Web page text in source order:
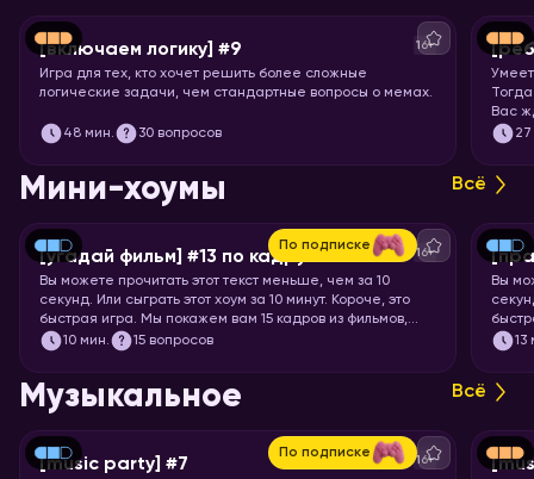
[включаем логику] #9 16+
Игра для тех, кто хочет решить более сложные
логические задачи, чем стандартные вопросы о мемах.
48 мин. 30 вопросов
Вас
27
Мини-хоумы Всё
По подписке
[угадай фильм] #13 по кадру 16+
Вы можете прочитать этот текст меньше, чем за 10
секунд. Или сыграть этот хоум за 10 минут. Короче, это
быстрая игра. Мы покажем вам 15 кадров из фильмов,
мультфильмов и аниме, а ваша задача – угадать, откуда
10 мин. 15 вопросов
Вы
13
Музыкальное Всё
По подписке
[music party] #7 16+